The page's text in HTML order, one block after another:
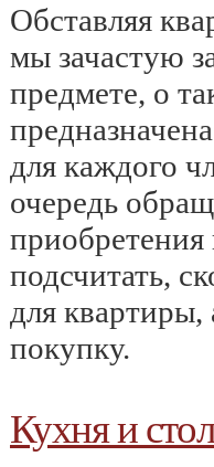
Обставляя
мы зачастую
предмете, о
для каждого
очередь
приобретения
подсчитать,
для квартиры,
покупку.
Кухня и